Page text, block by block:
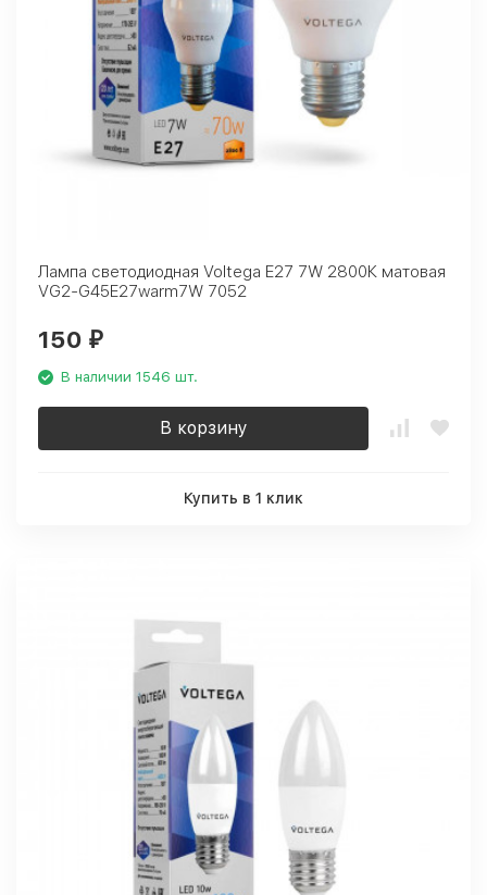
Лампа светодиодная Voltega E27 7W 2800К матовая
VG2-G45E27warm7W 7052
150 ₽
В наличии 1546 шт.
В корзину
Купить в 1 клик